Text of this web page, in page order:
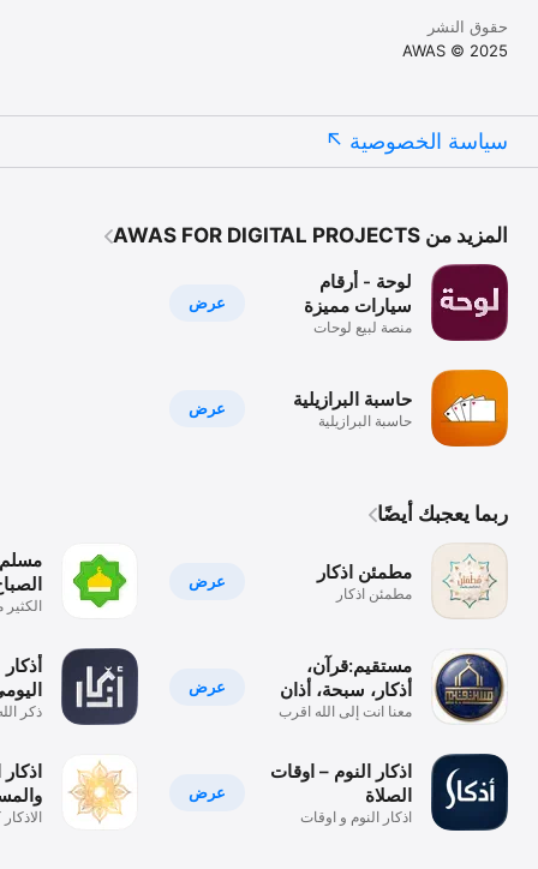
حقوق النشر
AWAS © 2025
سياسة الخصوصية
المزيد من AWAS FOR DIGITAL PROJECTS
عرض
لوحة - أرقام
سيارات مميزة
منصة لبيع لوحات
عرض حاسبة البرازيلية
حاسبة البرازيلية
ربما يعجبك أيضًا
عرض مطمئن اذكار
مطمئن اذكار
عرض
مستقيم:قرآن،
أذكار، سبحة، أذان
معنا انت إلى الله اقرب
عرض
اذكار النوم – اوقات
الصلاة
اذكار النوم و اوقات
مسلم
الكثير
ذكر